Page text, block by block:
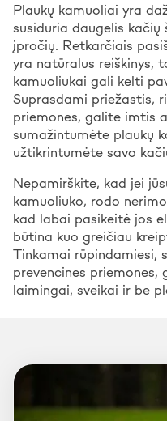
Plaukų kamuoliai yra
susiduria daugelis kačių
įpročių. Retkarčiais
yra natūralus reiškinys,
kamuoliukai gali kelti
Suprasdami priežastis,
priemones, galite imtis
sumažintumėte plaukų
užtikrintumėte savo
Nepamirškite, kad jei
kamuoliuko, rodo
kad labai pasikeitė jos
būtina kuo greičiau
Tinkamai rūpindamiesi,
prevencines
laimingai, sveikai ir be